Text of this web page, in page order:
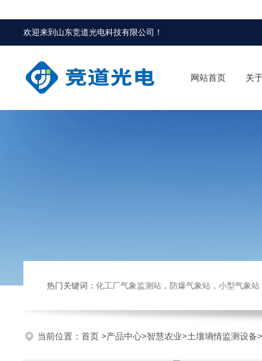
欢迎来到 山东竞道光电科技有限公司 ！
网站首页 关
热门关键词： 化工厂气象监测站，防爆气象站，小型气象站，化
当前位置： 首页 >产品中心>智慧农业>土壤墒情监测设备